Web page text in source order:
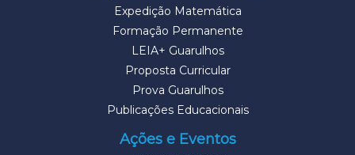
Expedição Matemática
Formação Permanente
LEIA+ Guarulhos
Proposta Curricular
Prova Guarulhos
Publicações Educacionais
Ações e Eventos